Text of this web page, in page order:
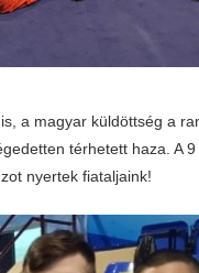
a magyar küldöttség a
térhetett haza. A
nyertek fiataljaink!